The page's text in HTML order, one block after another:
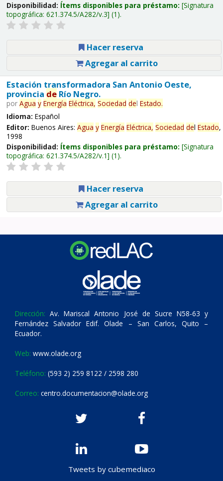
Disponibilidad: Ítems disponibles para préstamo: Signatura
topográfica: 621.374.5/A282/v.3 (1).
Hacer reserva
Agregar al carrito
Estación transformadora San Antonio Oeste,
provincia deRío Negro.
por Agua y Energía Eléctrica, Sociedad del Estado.
Idioma: Español
Editor: Buenos Aires: Agua y Energía Eléctrica, Sociedad del Estado,
1998
Disponibilidad: Ítems disponibles para préstamo: Signatura
topográfica: 621.374.5/A282/v.1 (1).
Hacer reserva
Agregar al carrito
Dirección: Av. Mariscal Antonio José de Sucre N58-63 y
Fernández Salvador Edif. Olade – San Carlos, Quito –
Ecuador.
Web: www.olade.org
Teléfono: (593 2) 259 8122 / 2598 280
Correo: centro.documentacion@olade.org
Tweets by cubemediaco